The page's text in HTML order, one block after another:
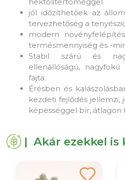
jól időzíthetőek az
tervezhetőség a
modern
termésmennyiség és -
Stabil szárú és
ellenállóságú, nagyfokú
fajta.
Érésben és
kezdeti fejlődés jellemzi,
képességgel bír, átlagon
| Akár ezekkel